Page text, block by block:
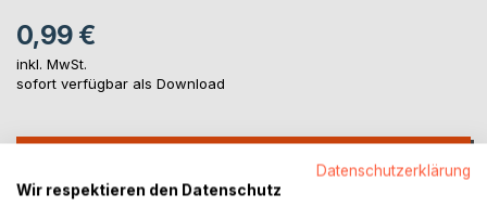
0,99 €
inkl. MwSt.
sofort verfügbar als Download
Datenschutzerklärung
Wir respektieren den Datenschutz